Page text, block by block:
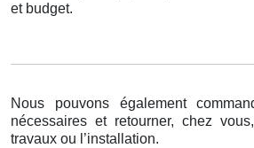
et budget.
Nous pouvons également
nécessaires et retourner, chez
travaux ou l’installation.